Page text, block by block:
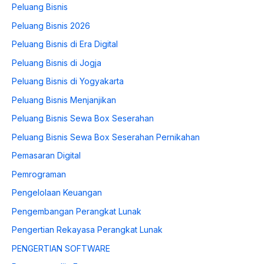
Peluang Bisnis
Peluang Bisnis 2026
Peluang Bisnis di Era Digital
Peluang Bisnis di Jogja
Peluang Bisnis di Yogyakarta
Peluang Bisnis Menjanjikan
Peluang Bisnis Sewa Box Seserahan
Peluang Bisnis Sewa Box Seserahan Pernikahan
Pemasaran Digital
Pemrograman
Pengelolaan Keuangan
Pengembangan Perangkat Lunak
Pengertian Rekayasa Perangkat Lunak
PENGERTIAN SOFTWARE